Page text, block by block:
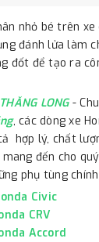
nhỏ bé trên
đánh lửa làm
đốt để tạo ra
LONG-
, các dòng xe
hợp lý, chất
đến cho
phụ tùng
Civic
CRV
Accord